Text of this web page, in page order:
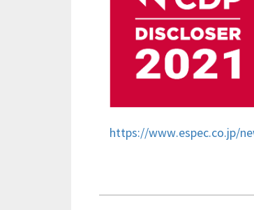
https://www.espec.co.jp/